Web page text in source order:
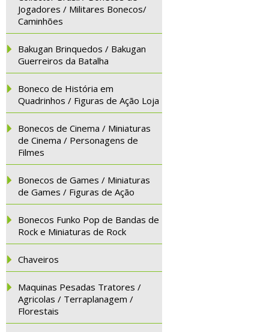
Jogadores / Militares Bonecos/
Caminhões
Bakugan Brinquedos / Bakugan
Guerreiros da Batalha
Boneco de História em
Quadrinhos / Figuras de Ação Loja
Bonecos de Cinema / Miniaturas
de Cinema / Personagens de
Filmes
Bonecos de Games / Miniaturas
de Games / Figuras de Ação
Bonecos Funko Pop de Bandas de
Rock e Miniaturas de Rock
Chaveiros
Maquinas Pesadas Tratores /
Agricolas / Terraplanagem /
Florestais